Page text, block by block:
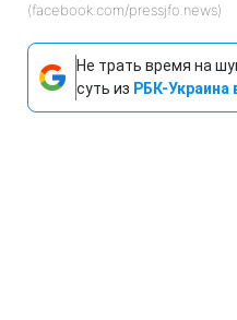
(facebook.com/pressjfo.news)
Не трать время на
суть из РБК-Украина